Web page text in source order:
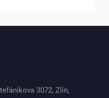
3072, Zlín,